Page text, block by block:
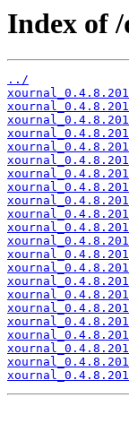
Index of
../